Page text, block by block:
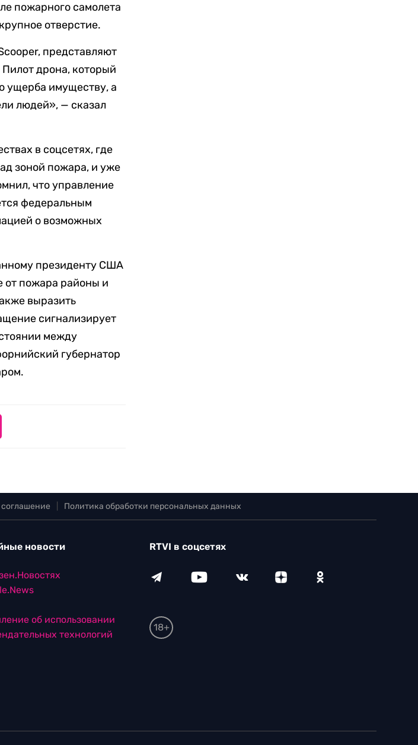
пожарного самолета
отверстие.
представляют
дрона, который
ущерба имуществу, а
людей», — сказал
в соцсетях, где
зоной пожара, и уже
что управление
федеральным
о возможных
президенту США
от пожара районы и
выразить
сигнализирует
между
губернатор
соглашение Политика обработки персональных данных
новости
об использовании
технологий
RTVI в соцсетях
18+